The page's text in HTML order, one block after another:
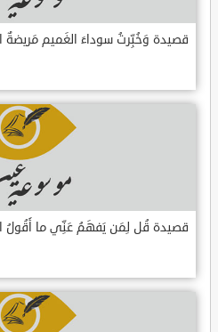
قصيدة وَخُبِّرتُ سوداءَ الغَميم مَريضةٌ
قصيدة قُل لِمَن يَفهَمُ عَنِّي ما أَقُولُ